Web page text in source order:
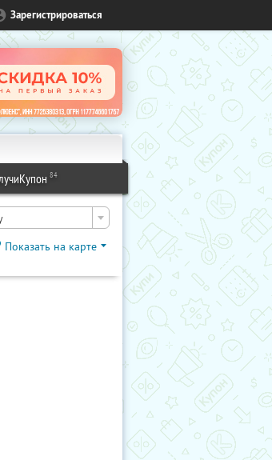
Зарегистрироваться
84
Показать на карте